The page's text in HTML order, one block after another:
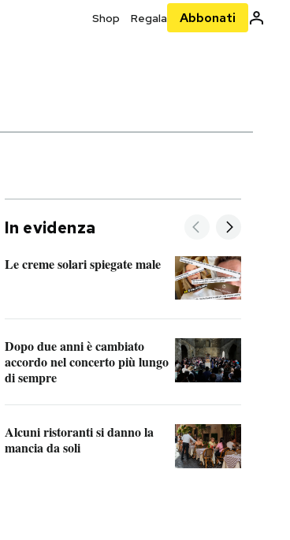
Shop Regala Abbonati
In evidenza
Le creme solari spiegate male
Dopo due anni è cambiato
accordo nel concerto più lungo
di sempre
Alcuni ristoranti si danno la
mancia da soli